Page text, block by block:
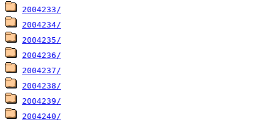
2004233/
2004234/
2004235/
2004236/
2004237/
2004238/
2004239/
2004240/